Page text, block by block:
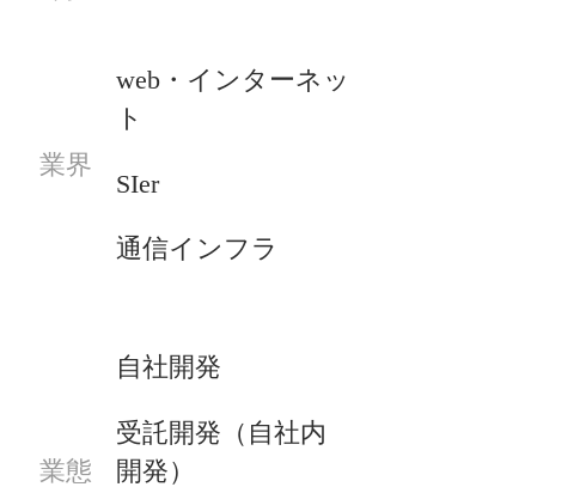
業界
web・インターネッ
ト
SIer
通信インフラ
業態
自社開発
受託開発（自社内
開発）